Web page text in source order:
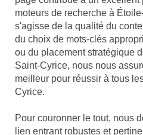
moteurs de recherche à
s'agisse de la qualité du
du choix de mots-clés
ou du placement stratégique
Saint-Cyrice, nous nous
meilleur pour réussir à tous
Cyrice.
Pour couronner le tout, nous
lien entrant robustes et